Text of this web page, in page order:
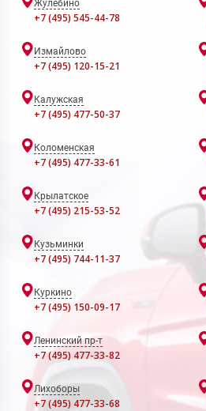
Жулебино
+7 (495) 545-44-78
Измайлово
+7 (495) 120-15-21
Калужская
+7 (495) 477-50-37
Коломенская
+7 (495) 477-33-61
Крылатское
+7 (495) 215-53-52
Кузьминки
+7 (495) 744-11-37
Куркино
+7 (495) 150-09-17
Ленинский пр-т
+7 (495) 477-33-82
Лихоборы
+7 (495) 477-33-68